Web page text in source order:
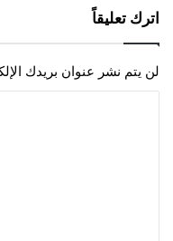
اترك تعليقاً
لن يتم نشر عنوان بريدك